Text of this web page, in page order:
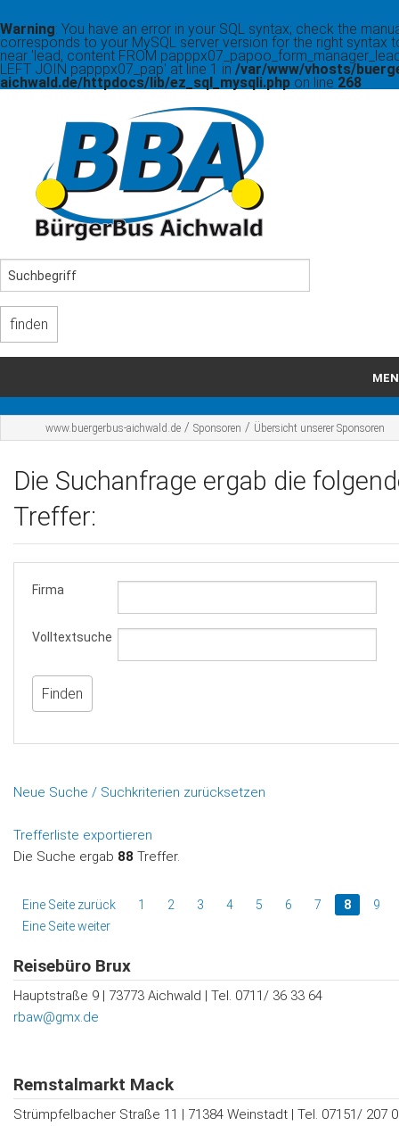
Warning: You have an error in your SQL syntax; check the
corresponds to your MySQL server version for the right syntax
near 'lead, content FROM
LEFT JOIN papppx07_pap' at line 1 in /var/www/vhosts/
aichwald.de/httpdocs/lib/ez_sql_mysqli.php on line 268
Startseite
Fahrplan
www.buergerbus-aichwald.de / Sponsoren / Übersicht unserer Sponsoren
Die Suchanfrage ergab die
Treffer:
Firma
Volltextsuche
Neue Suche / Suchkriterien zurücksetzen
Trefferliste exportieren
Die Suche ergab 88 Treffer.
Eine Seite zurück 1 2 3 4 5 6 7 8
9
Eine Seite weiter
Reisebüro Brux
Hauptstraße 9 | 73773 Aichwald | Tel. 0711/ 36 33 64
rbaw@gmx.de
Remstalmarkt Mack
Strümpfelbacher Straße 11 | 71384 Weinstadt | Tel. 07151/ 207